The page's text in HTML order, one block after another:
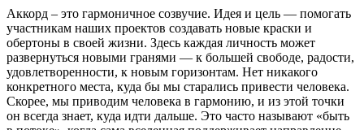
Аккорд – это гармоничное созвучие. Идея и цель — помогать
участникам наших проектов создавать новые краски и
обертоны в своей жизни. Здесь каждая личность может
развернуться новыми гранями — к большей свободе, радости,
удовлетворенности, к новым горизонтам. Нет никакого
конкретного места, куда бы мы старались привести человека.
Скорее, мы приводим человека в гармонию, и из этой точки
он всегда знает, куда идти дальше. Это часто называют «быть